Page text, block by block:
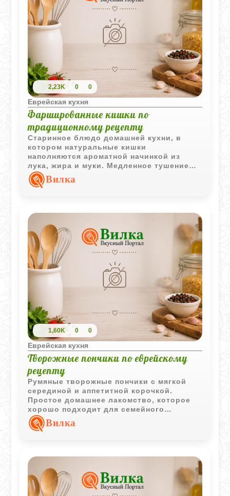
2,23K 0 0
Еврейская кухня
Фаршированные кишки по
традиционному рецепту
Старинное блюдо домашней кухни, в
котором натуральные кишки
наполняются ароматной начинкой из
лука, жира и муки. Медленное тушение
делает начинку сочной, а подливку
насыщенной и ароматной.
Вилка
1,60K 0 0
Еврейская кухня
Творожные пончики по еврейскому
рецепту
Румяные творожные пончики с мягкой
серединой и аппетитной корочкой.
Простое домашнее лакомство, которое
хорошо подходит для семейного
чаепития и праздничного стола.
Вилка